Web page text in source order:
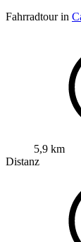
Fahrradtour in
5,9 km
Distanz